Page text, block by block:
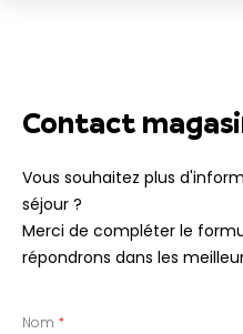
Contact
Vous souhaitez plus
séjour ?
Merci de compléter le
répondrons dans les
Nom